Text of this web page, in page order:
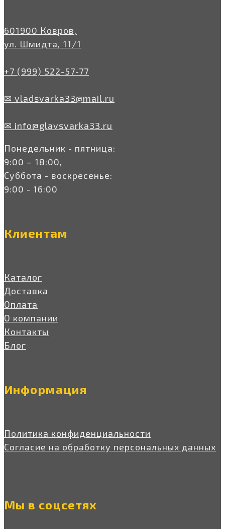
601900 Ковров,
ул. Шмидта, 11/1
+7 (999) 522-57-77
✉ vladsvarka33@mail.ru
✉ info@glavsvarka33.ru
Понедельник - пятница:
9:00 – 18:00,
Суббота - воскресенье:
9:00 - 16:00
Клиентам
Каталог
Доставка
Оплата
О компании
Контакты
Блог
Информация
Политика конфиденциальности
Согласие на обработку персональных данных
Мы в соцсетях